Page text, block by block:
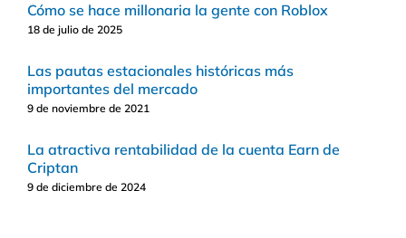
Cómo se hace millonaria la gente con Roblox
18 de julio de 2025
Las pautas estacionales históricas más
importantes del mercado
9 de noviembre de 2021
La atractiva rentabilidad de la cuenta Earn de
Criptan
9 de diciembre de 2024